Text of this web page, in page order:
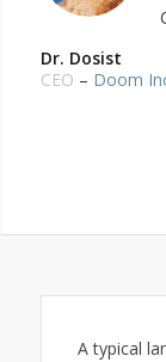
Dr. Dosist
CEO – Doom
A typical